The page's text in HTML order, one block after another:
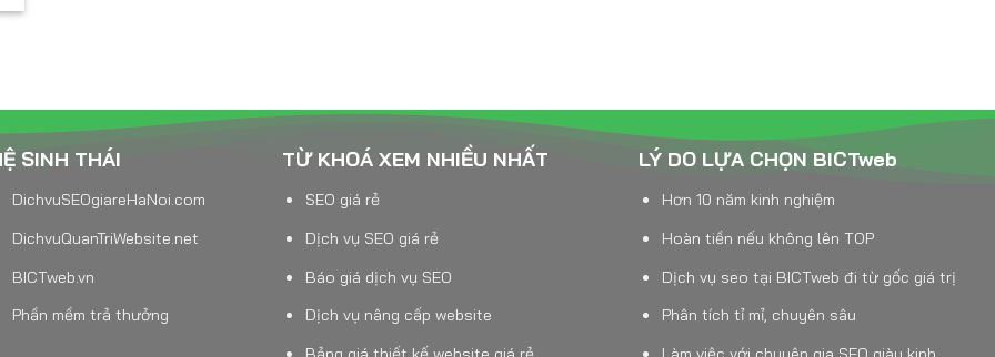
SINH THÁI
DichvuSEOgiareHaNoi.com
DichvuQuanTriWebsite.net
BICTweb.vn
Phần mềm trả thưởng
TỪ KHOÁ XEM NHIỀU NHẤT
SEO giá rẻ
Dịch vụ SEO giá rẻ
Báo giá dịch vụ SEO
Dịch vụ nâng cấp website
LÝ DO LỰA CHỌN BICTweb
Hơn 10 năm kinh nghiệm
Hoàn tiền nếu không lên TOP
Dịch vụ seo tại BICTweb đi từ gốc giá trị
Phân tích tỉ mỉ, chuyên sâu